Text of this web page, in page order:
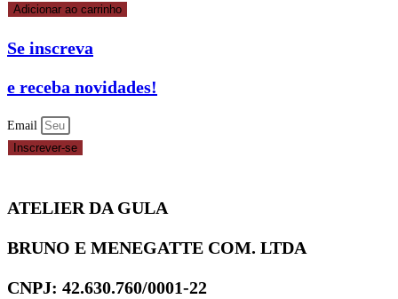
ARO
BROWNIE
C/
6CAV
6X6X4CM
AR249
quantidade
Adicionar ao carrinho
Se inscreva
e receba novidades!
Email
Inscrever-se
ATELIER DA GULA
BRUNO E MENEGATTE COM. LTDA
CNPJ: 42.630.760/0001-22